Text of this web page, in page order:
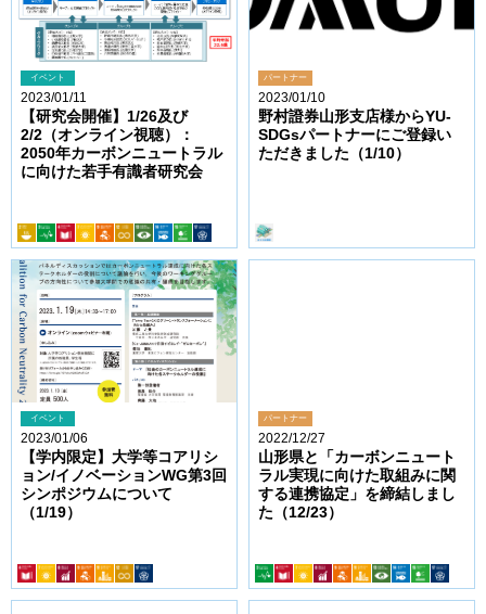
イベント
2023/01/11
【研究会開催】1/26及び
2/2（オンライン視聴）：
2050年カーボンニュートラル
に向けた若手有識者研究会
パートナー
2023/01/10
野村證券山形支店様からYU-
SDGsパートナーにご登録い
ただきました（1/10）
イベント
2023/01/06
【学内限定】大学等コアリシ
ョン/イノベーションWG第3回
シンポジウムについて
（1/19）
パートナー
2022/12/27
山形県と「カーボンニュート
ラル実現に向けた取組みに関
する連携協定」を締結しまし
た（12/23）